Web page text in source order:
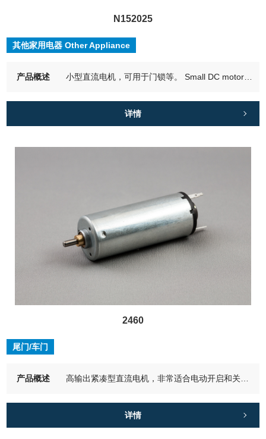
N152025
其他家用电器 Other Appliance
产品概述
详情
2460
尾门/车门
产品概述
详情